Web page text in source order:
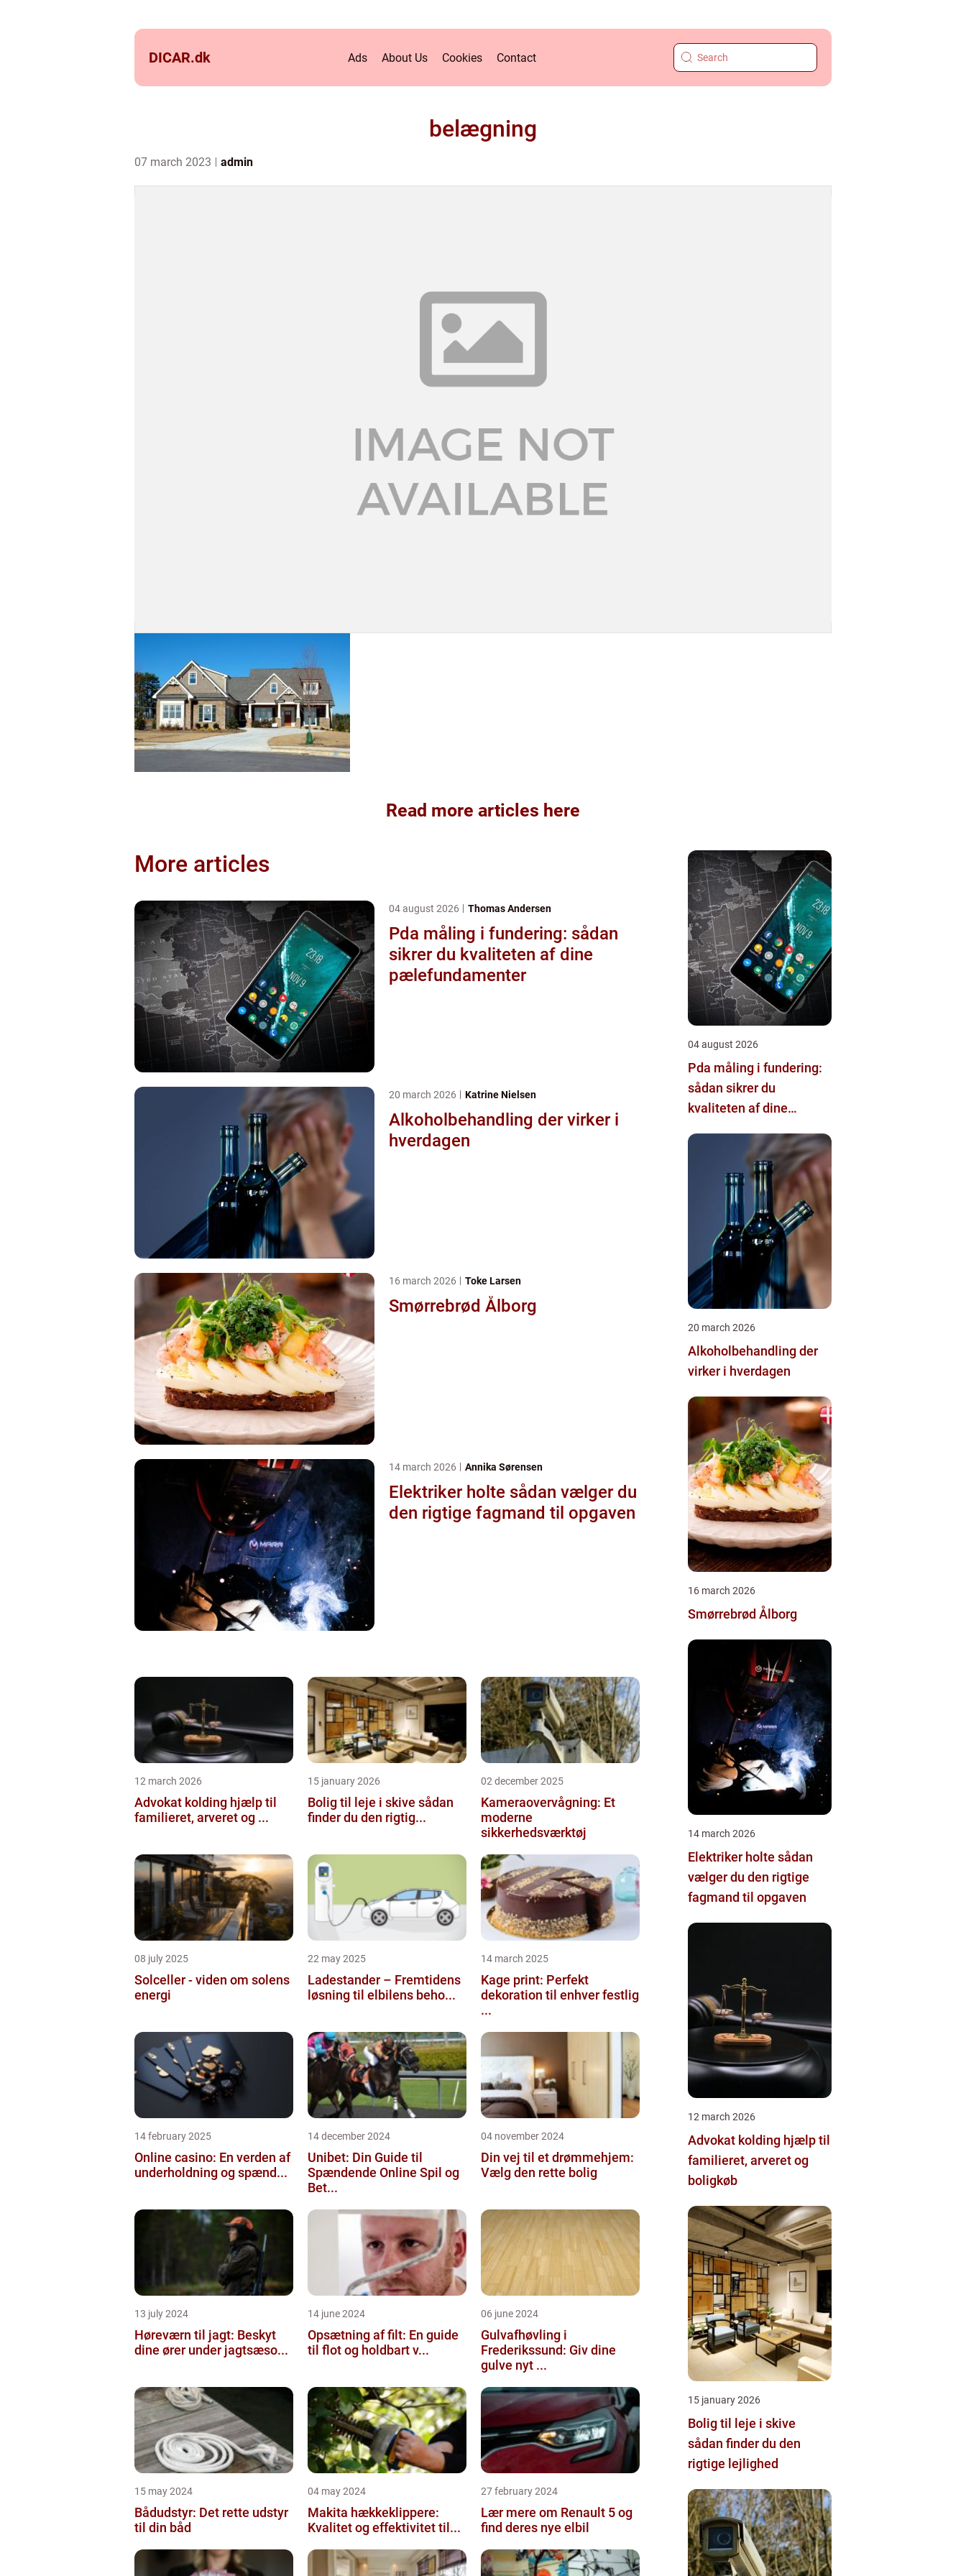
DICAR.dk Ads About Us Cookies Contact
belægning
07 march 2023 admin
Read more articles here
More articles
04 august 2026 Thomas Andersen
Pda måling i fundering: sådan
sikrer du kvaliteten af dine
pælefundamenter
20 march 2026 Katrine Nielsen
Alkoholbehandling der virker i
hverdagen
16 march 2026 Toke Larsen
Smørrebrød Ålborg
14 march 2026 Annika Sørensen
Elektriker holte sådan vælger du
den rigtige fagmand til opgaven
12 march 2026
Advokat kolding hjælp til
familieret, arveret og ...
15 january 2026
Bolig til leje i skive sådan
finder du den rigtig...
02 december 2025
Kameraovervågning: Et
moderne
sikkerhedsværktøj
08 july 2025
Solceller - viden om solens
energi
22 may 2025
Ladestander – Fremtidens
løsning til elbilens beho...
14 march 2025
Kage print: Perfekt
dekoration til enhver festlig
...
14 february 2025
Online casino: En verden af
underholdning og spænd...
14 december 2024
Unibet: Din Guide til
Spændende Online Spil og
Bet...
04 november 2024
Din vej til et drømmehjem:
Vælg den rette bolig
13 july 2024
Høreværn til jagt: Beskyt
dine ører under jagtsæso...
14 june 2024
Opsætning af filt: En guide
til flot og holdbart v...
06 june 2024
Gulvafhøvling i
Frederikssund: Giv dine
gulve nyt ...
15 may 2024
Bådudstyr: Det rette udstyr
til din båd
04 may 2024
Makita hækkeklippere:
Kvalitet og effektivitet til...
27 february 2024
Lær mere om Renault 5 og
find deres nye elbil
04 august 2026
Pda måling i fundering:
sådan sikrer du
kvaliteten af dine
20 march 2026
Alkoholbehandling der
virker i hverdagen
16 march 2026
Smørrebrød Ålborg
14 march 2026
Elektriker holte sådan
vælger du den rigtige
fagmand til opgaven
12 march 2026
Advokat kolding hjælp til
familieret, arveret og
boligkøb
15 january 2026
Bolig til leje i skive
sådan finder du den
rigtige lejlighed